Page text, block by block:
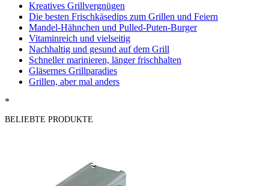
Kreatives Grillvergnügen
Die besten Frischkäsedips zum Grillen und Feiern
Mandel-Hähnchen und Pulled-Puten-Burger
Vitaminreich und vielseitig
Nachhaltig und gesund auf dem Grill
Schneller marinieren, länger frischhalten
Gläsernes Grillparadies
Grillen, aber mal anders
*
BELIEBTE PRODUKTE